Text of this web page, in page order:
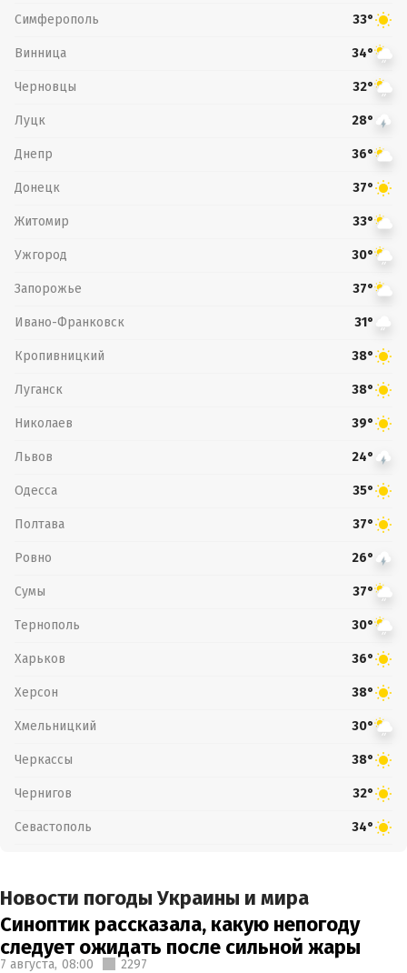
Симферополь 33°
Винница 34°
Черновцы 32°
Луцк 28°
Днепр 36°
Донецк 37°
Житомир 33°
Ужгород 30°
Запорожье 37°
Ивано-Франковск 31°
Кропивницкий 38°
Луганск 38°
Николаев 39°
Львов 24°
Одесса 35°
Полтава 37°
Ровно 26°
Сумы 37°
Тернополь 30°
Харьков 36°
Херсон 38°
Хмельницкий 30°
Черкассы 38°
Чернигов 32°
Севастополь 34°
Новости погоды Украины и мира
Синоптик рассказала, какую непогоду
следует ожидать после сильной жары
7 августа, 08:00 2297